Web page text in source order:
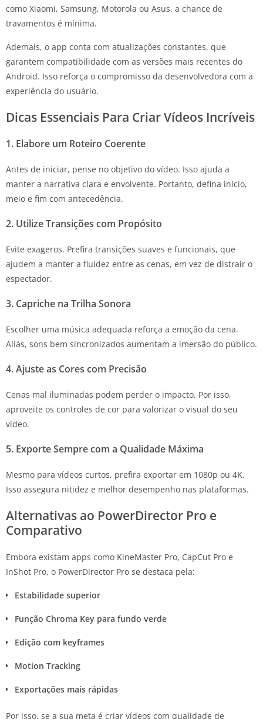
como Xiaomi, Samsung, Motorola ou Asus, a chance de
travamentos é mínima.
Ademais, o app conta com atualizações constantes, que
garantem compatibilidade com as versões mais recentes do
Android. Isso reforça o compromisso da desenvolvedora com a
experiência do usuário.
Dicas Essenciais Para Criar Vídeos Incríveis
1. Elabore um Roteiro Coerente
Antes de iniciar, pense no objetivo do vídeo. Isso ajuda a
manter a narrativa clara e envolvente. Portanto, defina início,
meio e fim com antecedência.
2. Utilize Transições com Propósito
Evite exageros. Prefira transições suaves e funcionais, que
ajudem a manter a fluidez entre as cenas, em vez de distrair o
espectador.
3. Capriche na Trilha Sonora
Escolher uma música adequada reforça a emoção da cena.
Aliás, sons bem sincronizados aumentam a imersão do público.
4. Ajuste as Cores com Precisão
Cenas mal iluminadas podem perder o impacto. Por isso,
aproveite os controles de cor para valorizar o visual do seu
vídeo.
5. Exporte Sempre com a Qualidade Máxima
Mesmo para vídeos curtos, prefira exportar em 1080p ou 4K.
Isso assegura nitidez e melhor desempenho nas plataformas.
Alternativas ao PowerDirector Pro e
Comparativo
Embora existam apps como KineMaster Pro, CapCut Pro e
InShot Pro, o PowerDirector Pro se destaca pela:
Estabilidade superior
Função Chroma Key para fundo verde
Edição com keyframes
Motion Tracking
Exportações mais rápidas
Por isso, se a sua meta é criar vídeos com qualidade de